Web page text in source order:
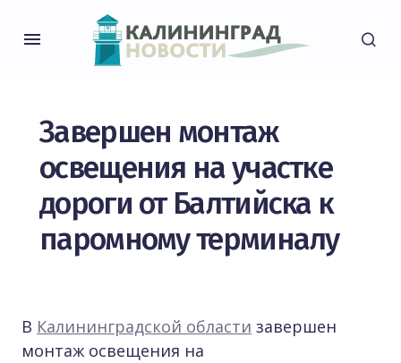
Завершен монтаж
освещения на участке
дороги от Балтийска к
паромному терминалу
В Калининградской области завершен
монтаж освещения на